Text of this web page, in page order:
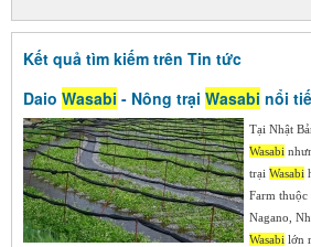
Kết quả tìm kiếm trên Tin tức
Daio Wasabi - Nông trại Wasabi nổi
Tại Nhật
Wasabi
trại Wasabi
Farm
Nagano,
Wasabi lớn